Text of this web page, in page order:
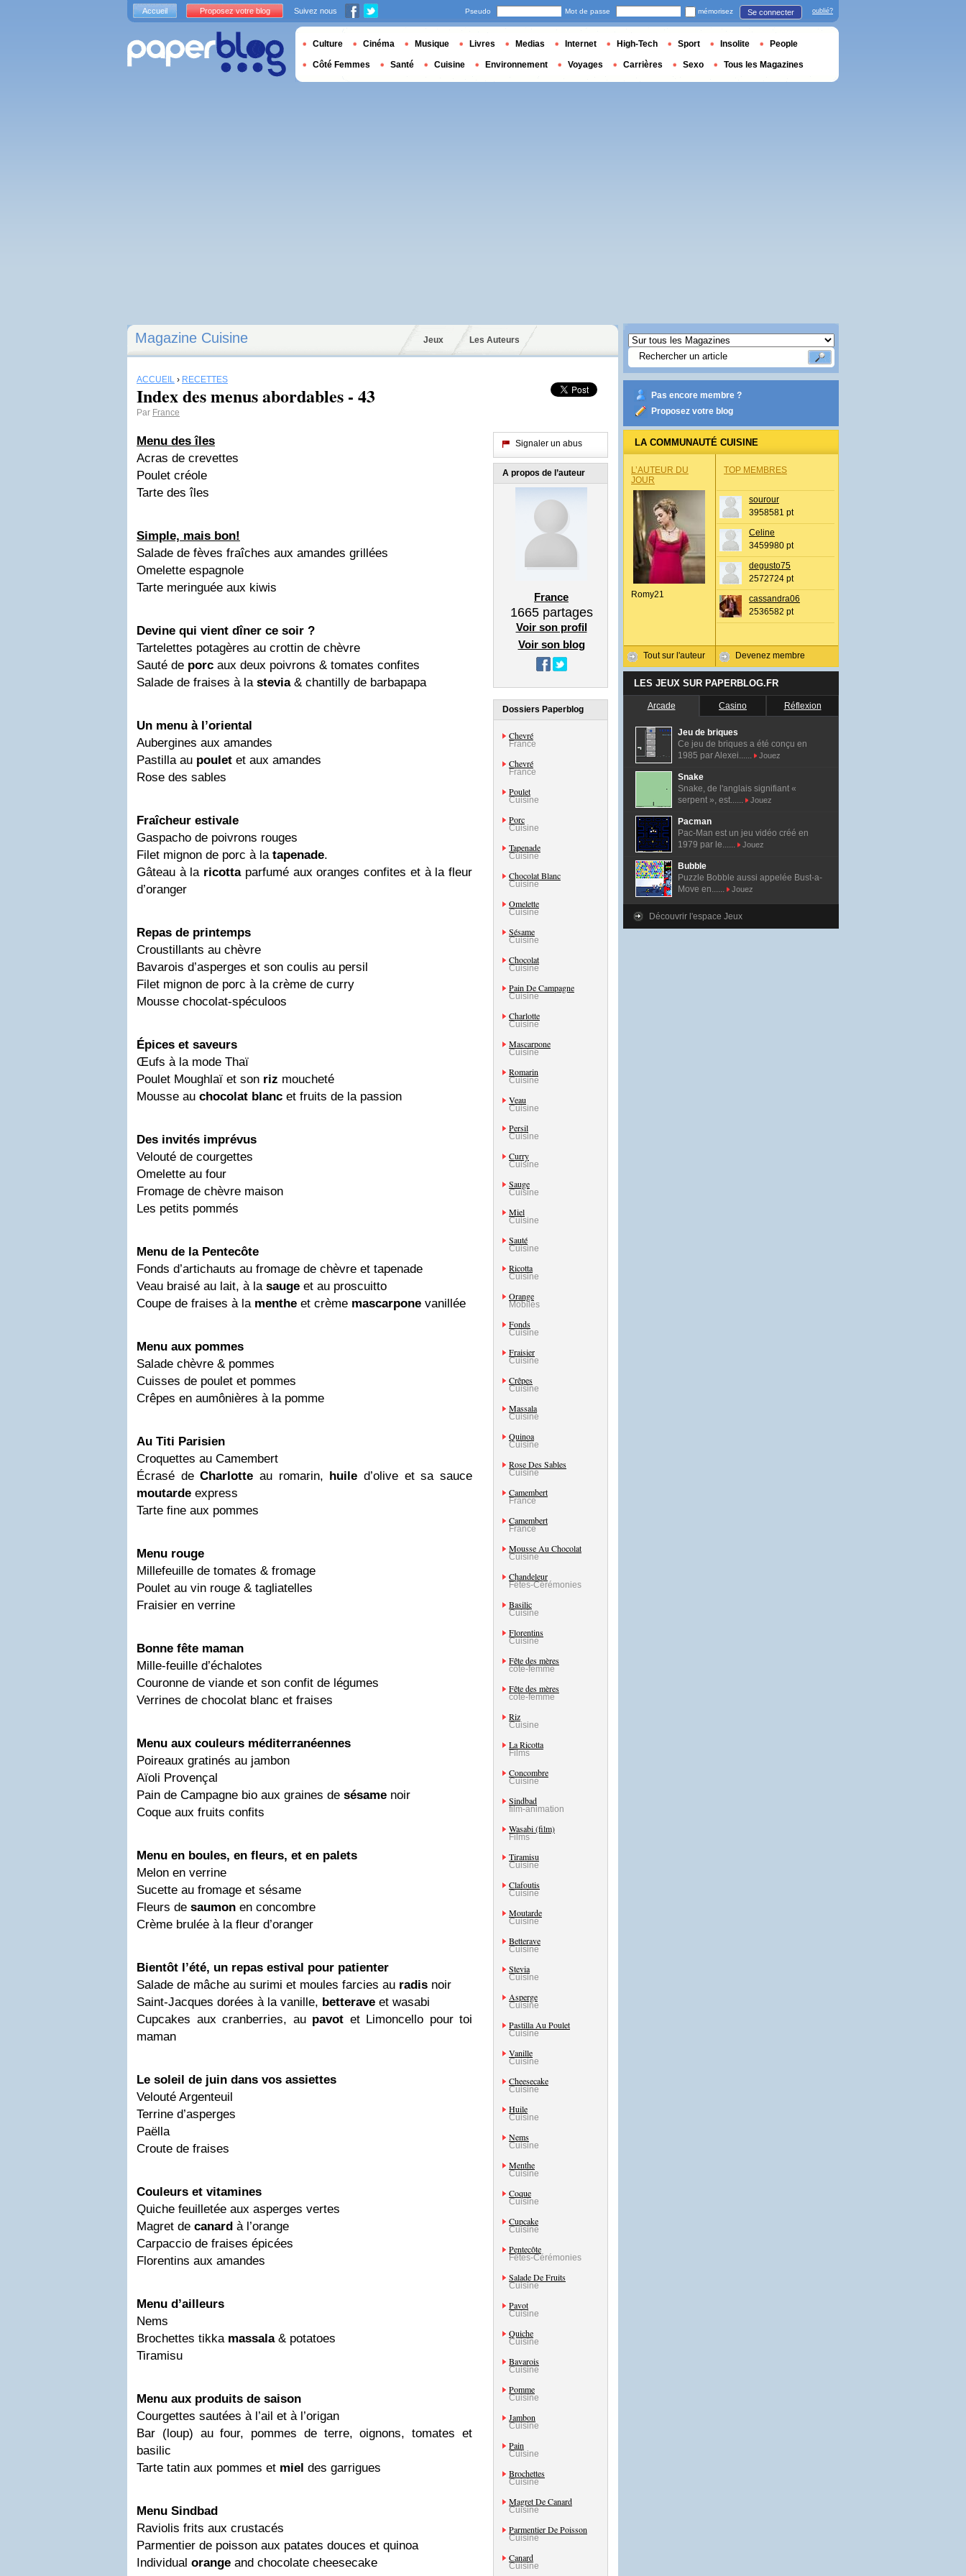
Magazine Cuisine Jeux Les Auteurs
ACCUEIL › RECETTES
Index des menus abordables - 43
Par France
Menu des îles
Acras de crevettes
Poulet créole
Tarte des îles
Simple, mais bon!
Salade de fèves fraîches aux amandes grillées
Omelette espagnole
Tarte meringuée aux kiwis
Devine qui vient dîner ce soir ?
Tartelettes potagères au crottin de chèvre
Sauté de porc aux deux poivrons & tomates confites
Salade de fraises à la stevia& chantilly de barbapapa
Un menu à l’oriental
Aubergines aux amandes
Pastilla au poulet et aux amandes
Rose des sables
Fraîcheur estivale
Gaspacho de poivrons rouges
Filet mignon de porc à la tapenade.
Gâteau à la ricottaparfumé aux oranges confites et à la fleur
d’oranger
Repas de printemps
Croustillants au chèvre
Bavarois d’asperges et son coulis au persil
Filet mignon de porc à la crème de curry
Mousse chocolat-spéculoos
Épices et saveurs
Œufs à la mode Thaï
Poulet Moughlaï et son riz moucheté
Mousse au chocolat blanc et fruits de la passion
Des invités imprévus
Velouté de courgettes
Omelette au four
Fromage de chèvre maison
Les petits pommés
Menu de la Pentecôte
Fonds d’artichauts au fromage de chèvre et tapenade
Veau braisé au lait, à la sauge et au proscuitto
Coupe de fraises à la menthe et crème mascarpone vanillée
Menu aux pommes
Salade chèvre & pommes
Cuisses de poulet et pommes
Crêpes en aumônières à la pomme
Au Titi Parisien
Croquettes au Camembert
Écrasé deCharlotte au romarin, huile d’olive et sa sauce
moutarde express
Tarte fine aux pommes
Menu rouge
Millefeuille de tomates & fromage
Poulet au vin rouge & tagliatelles
Fraisier en verrine
Bonne fête maman
Mille-feuille d’échalotes
Couronne de viande et son confit de légumes
Verrines de chocolat blanc et fraises
Menu aux couleurs méditerranéennes
Poireaux gratinés au jambon
Aïoli Provençal
Pain de Campagne bio aux graines de sésame noir
Coque aux fruits confits
Menu en boules, en fleurs, et en palets
Melon en verrine
Sucette au fromage et sésame
Fleurs de saumon en concombre
Crème brulée à la fleur d’oranger
Bientôt l’été, un repas estival pour patienter
Salade de mâche au surimi et moules farcies au radis noir
Saint-Jacques dorées à la vanille, betterave et wasabi
Cupcakes aux cranberries, au pavot et Limoncello pour toi
maman
Le soleil de juin dans vos assiettes
Velouté Argenteuil
Terrine d’asperges
Paëlla
Croute de fraises
Couleurs et vitamines
Quiche feuilletée aux asperges vertes
Magret de canard à l’orange
Carpaccio de fraises épicées
Florentins aux amandes
Menu d’ailleurs
Nems
Brochettes tikka massala& potatoes
Tiramisu
Menu aux produits de saison
Courgettes sautées à l’ail et à l’origan
Bar (loup) au four, pommes de terre, oignons, tomates et
basilic
Tarte tatin aux pommes et miel des garrigues
Menu Sindbad
Raviolis frits aux crustacés
Parmentier de poisson aux patates douces et quinoa
Individual orange and chocolate cheesecake
Signaler un abus
A propos de l’auteur
France
1665partages
Voir son profil
Voir son blog
Dossiers Paperblog
Chevré
France
Chevré
France
Poulet
Cuisine
Porc
Cuisine
Tapenade
Cuisine
Chocolat Blanc
Cuisine
Omelette
Cuisine
Sésame
Cuisine
Chocolat
Cuisine
Pain De Campagne
Cuisine
Charlotte
Cuisine
Mascarpone
Cuisine
Romarin
Cuisine
Veau
Cuisine
Persil
Cuisine
Curry
Cuisine
Sauge
Cuisine
Miel
Cuisine
Sauté
Cuisine
Ricotta
Cuisine
Orange
Mobiles
Fonds
Cuisine
Fraisier
Cuisine
Crêpes
Cuisine
Massala
Cuisine
Quinoa
Cuisine
Rose Des Sables
Cuisine
Camembert
France
Camembert
France
Mousse Au Chocolat
Cuisine
Chandeleur
Fêtes-Cérémonies
Basilic
Cuisine
Florentins
Cuisine
Fête des mères
cote-femme
Fête des mères
cote-femme
Riz
Cuisine
La Ricotta
Films
Concombre
Cuisine
Sindbad
film-animation
Wasabi (film)
Films
Tiramisu
Cuisine
Clafoutis
Cuisine
Moutarde
Cuisine
Betterave
Cuisine
Stevia
Cuisine
Asperge
Cuisine
Pastilla Au Poulet
Cuisine
Vanille
Cuisine
Cheesecake
Cuisine
Huile
Cuisine
Nems
Cuisine
Menthe
Cuisine
Coque
Cuisine
Cupcake
Cuisine
Pentecôte
Fêtes-Cérémonies
Salade De Fruits
Cuisine
Pavot
Cuisine
Quiche
Cuisine
Bavarois
Cuisine
Pomme
Cuisine
Jambon
Cuisine
Pain
Cuisine
Brochettes
Cuisine
Magret De Canard
Cuisine
Parmentier De Poisson
Cuisine
Canard
Cuisine
Pas encore membre ?
Proposez votre blog
LA COMMUNAUTÉ CUISINE
L’AUTEUR DU
JOUR
Romy21
Tout sur l'auteur
TOP MEMBRES
sourour
3958581 pt
Celine
3459980 pt
degusto75
2572724 pt
cassandra06
2536582 pt
Devenez membre
LES JEUX SUR PAPERBLOG.FR
Arcade Casino Réflexion
Jeu de briques
Ce jeu de briques a été conçu en
1985 par Alexei......
Jouez
Snake
Snake, de l'anglais signifiant «
serpent », est......
Jouez
Pacman
Pac-Man est un jeu vidéo créé en
1979 par le......
Jouez
Bubble
Puzzle Bobble aussi appelée Bust-a-
Move en......
Jouez
Découvrir l'espace Jeux
Accueil Proposez votre blog Suivez nous Pseudo Mot de passe mémorisez Se connecter oublié?
Culture Cinéma Musique Livres Medias Internet High-Tech Sport Insolite People
Côté Femmes Santé Cuisine Environnement Voyages Carrières Sexo Tous les Magazines